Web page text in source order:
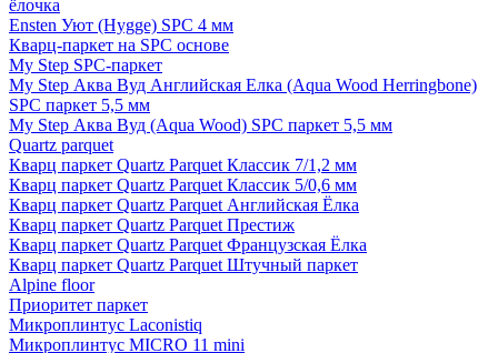
ёлочка
Ensten Уют (Hygge) SPC 4 мм
Кварц-паркет на SPC основе
My Step SPC-паркет
My Step Аква Вуд Английская Елка (Aqua Wood Herringbone)
SPC паркет 5,5 мм
My Step Аква Вуд (Aqua Wood) SPC паркет 5,5 мм
Quartz parquet
Кварц паркет Quartz Parquet Классик 7/1,2 мм
Кварц паркет Quartz Parquet Классик 5/0,6 мм
Кварц паркет Quartz Parquet Английская Ёлка
Кварц паркет Quartz Parquet Престиж
Кварц паркет Quartz Parquet Французская Ёлка
Кварц паркет Quartz Parquet Штучный паркет
Alpine floor
Приоритет паркет
Микроплинтус Laconistiq
Микроплинтус MICRO 11 mini